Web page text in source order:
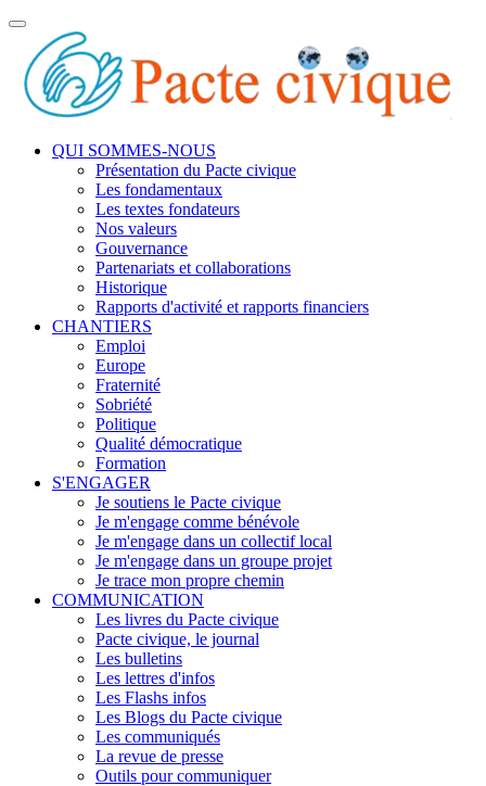
Toggle
navigation
QUI SOMMES-NOUS
Présentation du Pacte civique
Les fondamentaux
Les textes fondateurs
Nos valeurs
Gouvernance
Partenariats et collaborations
Historique
Rapports d'activité et rapports financiers
CHANTIERS
Emploi
Europe
Fraternité
Sobriété
Politique
Qualité démocratique
Formation
S'ENGAGER
Je soutiens le Pacte civique
Je m'engage comme bénévole
Je m'engage dans un collectif local
Je m'engage dans un groupe projet
Je trace mon propre chemin
COMMUNICATION
Les livres du Pacte civique
Pacte civique, le journal
Les bulletins
Les lettres d'infos
Les Flashs infos
Les Blogs du Pacte civique
Les communiqués
La revue de presse
Outils pour communiquer